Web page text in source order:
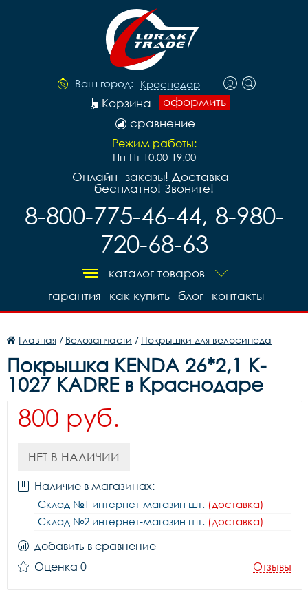
Ваш город: Краснодар
оформить
Корзина
сравнение
Режим работы:
Пн-Пт 10.00-19.00
Онлайн- заказы! Доставка -
бесплатно! Звоните!
8-800-775-46-44, 8-980-
720-68-63
каталог товаров
контакты
блог
как купить
гарантия
Главная / Велозапчасти / Покрышки для велосипеда
Покрышка KENDA 26*2,1 K-
1027 KADRE в Краснодаре
800 руб.
НЕТ В НАЛИЧИИ
Наличие в магазинах:
Склад №1 интернет-магазин шт. (доставка)
Склад №2 интернет-магазин шт. (доставка)
добавить в сравнение
Оценка 0
Отзывы